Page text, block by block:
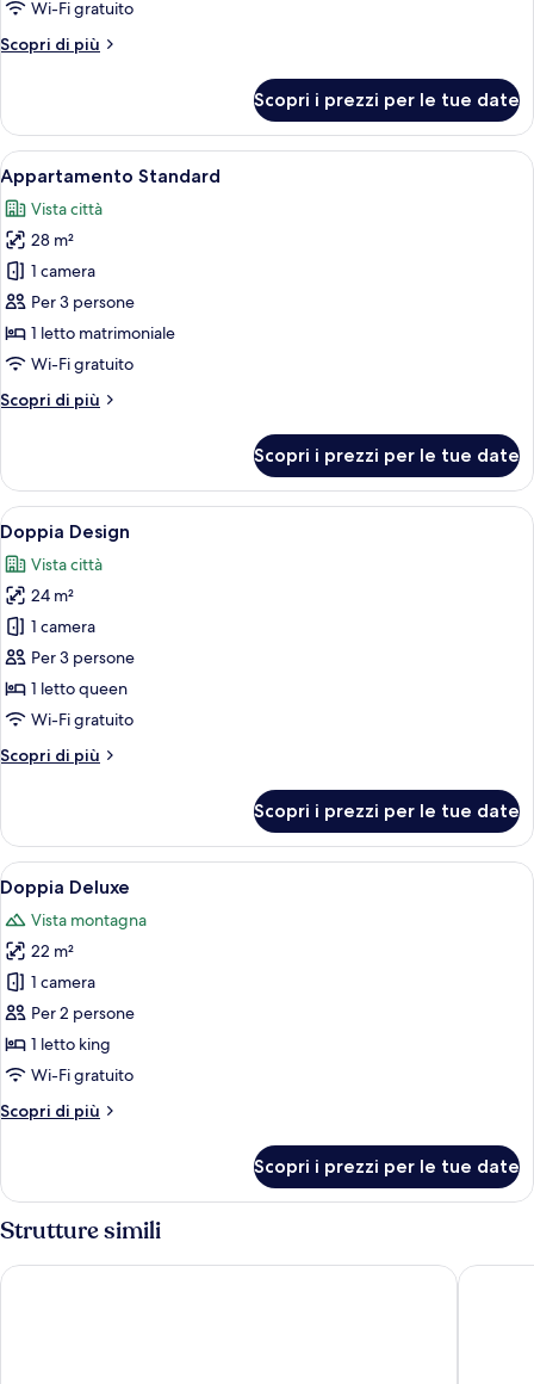
per
Design
Wi-Fi gratuito
Scopri di più
Altri
Room
Scopri i prezzi per le tue date
Apri
tutte
le
foto
per
Appartamento
Standard
Una camera da letto moderna con
8
Appartamento Standard
Vista città
28 m²
1 camera
Per 3 persone
1 letto matrimoniale
Wi-Fi gratuito
Scopri di più
Altri
Standard
Scopri i prezzi per le tue date
Apri
tutte
le
foto
per
Doppia
Design
Una camera da letto con testiera
9
Doppia Design
Vista città
24 m²
1 camera
Per 3 persone
1 letto queen
Wi-Fi gratuito
Scopri di più
Altri
Design
Scopri i prezzi per le tue date
Apri
tutte
le
foto
per
Doppia
Deluxe
Una camera da letto con testiera
7
Doppia Deluxe
Vista montagna
22 m²
1 camera
Per 2 persone
1 letto king
Wi-Fi gratuito
Scopri di più
Altri
Deluxe
Scopri i prezzi per le tue date
Strutture simili
AC Hotel by Marriott Innsbruck Stage